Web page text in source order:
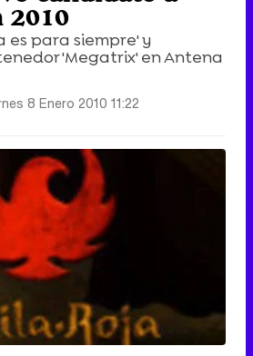
2010
es para siempre' y
'Megatrix' en Antena
8 Enero 2010 11:22